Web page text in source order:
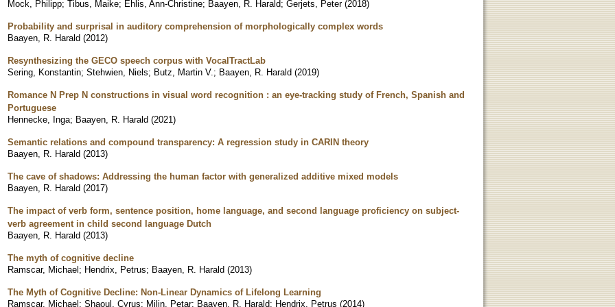
Mock, Philipp; Tibus, Maike; Ehlis, Ann-Christine; Baayen, R. Harald; Gerjets, Peter (2018)
Probability and surprisal in auditory comprehension of morphologically complex words
Baayen, R. Harald (2012)
Resynthesizing the GECO speech corpus with VocalTractLab
Sering, Konstantin; Stehwien, Niels; Butz, Martin V. ; Baayen, R. Harald (2019)
Romance N Prep N constructions in visual word recognition : an eye-tracking study of French, Spanish and
Portuguese
Hennecke, Inga; Baayen, R. Harald (2021)
Semantic relations and compound transparency: A regression study in CARIN theory
Baayen, R. Harald (2013)
The cave of shadows: Addressing the human factor with generalized additive mixed models
Baayen, R. Harald (2017)
The impact of verb form, sentence position, home language, and second language proficiency on subject-
verb agreement in child second language Dutch
Baayen, R. Harald (2013)
The myth of cognitive decline
Ramscar, Michael; Hendrix, Petrus; Baayen, R. Harald (2013)
The Myth of Cognitive Decline: Non-Linear Dynamics of Lifelong Learning
Ramscar, Michael; Shaoul, Cyrus; Milin, Petar; Baayen, R. Harald; Hendrix, Petrus (2014)